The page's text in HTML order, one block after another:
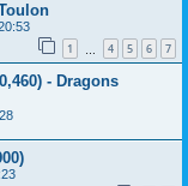
1 4 5 6 7
- Dragons